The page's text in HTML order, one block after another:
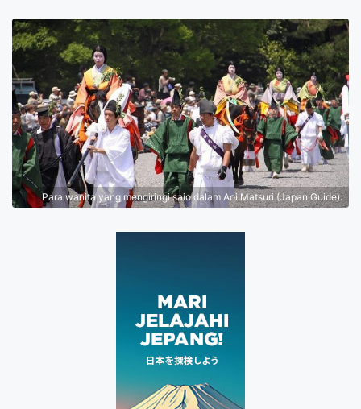
Para wanita yang mengiringi saio dalam Aoi Matsuri (Japan Guide).